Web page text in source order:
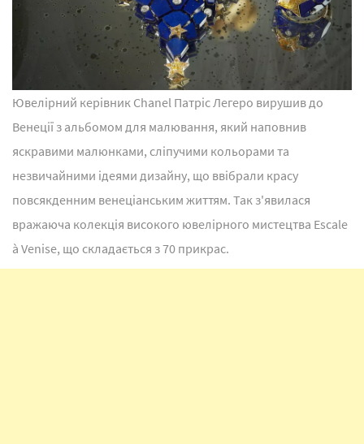
Ювелірний керівник Chanel Патріс Легеро вирушив до
Венеції з альбомом для малювання, який наповнив
яскравими малюнками, сліпучими кольорами та
незвичайними ідеями дизайну, що ввібрали красу
повсякденним венеціанським життям. Так з'явилася
вражаюча колекція високого ювелірного мистецтва Escale
à Venise, що складається з 70 прикрас.